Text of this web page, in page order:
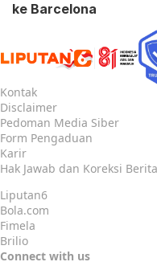
ke Barcelona
Kontak
Disclaimer
Pedoman Media Siber
Form Pengaduan
Karir
Hak Jawab dan Koreksi Berita
Liputan6
Bola.com
Fimela
Brilio
Connect with us